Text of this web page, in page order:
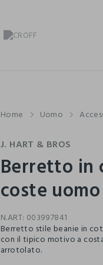
Home Uomo
J. HART & BROS
Berretto in
coste uomo
N.ART: 003997841
Berretto stile beanie in
con il tipico motivo a
arrotolato.